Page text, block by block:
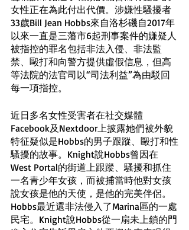
女性正在為此付出代價。涉嫌性騷擾者
33歲Bill Jean Hobbs來自洛杉磯自2017年
以來一直是三藩市6起刑事案件的嫌疑人
被指控的罪名包括非法入侵、非法監
禁、毆打和向警方提供虛假信息，但高
等法院的法官司以“司法利益”為由駁回
每一項指控。
近日多名女性受害者在社交媒體
Facebook及Nextdoor上披露她們被外貌
特征疑似是Hobbs的男子跟蹤、毆打和性
騷擾的故事。Knight說Hobbs曾因在
West Portal的街道上跟蹤、騷擾和抓住
一名青少年女孩，而被捕當時他對女孩
說女孩是他的天使，是他的完美伴侶。
Hobbs最近還非法侵入了Marina區的一處
民宅。Knight說Hobbs從一扇未上鎖的門